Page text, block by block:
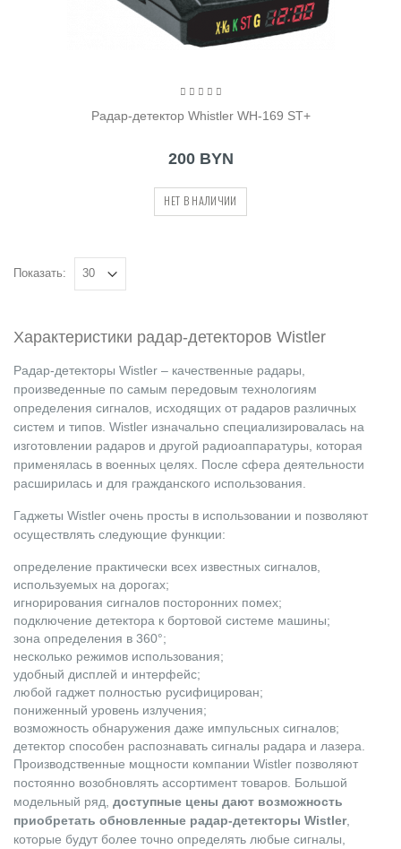
Радар-детектор Whistler WH-169 ST+
200 BYN
НЕТ В НАЛИЧИИ
Показать:
Характеристики радар-детекторов Wistler
Радар-детекторы Wistler – качественные радары,
произведенные по самым передовым технологиям
определения сигналов, исходящих от радаров различных
систем и типов. Wistler изначально специализировалась на
изготовлении радаров и другой радиоаппаратуры, которая
применялась в военных целях. После сфера деятельности
расширилась и для гражданского использования.
Гаджеты Wistler очень просты в использовании и позволяют
осуществлять следующие функции:
определение практически всех известных сигналов,
используемых на дорогах;
игнорирования сигналов посторонних помех;
подключение детектора к бортовой системе машины;
зона определения в 360°;
несколько режимов использования;
удобный дисплей и интерфейс;
любой гаджет полностью русифицирован;
пониженный уровень излучения;
возможность обнаружения даже импульсных сигналов;
детектор способен распознавать сигналы радара и лазера.
Производственные мощности компании Wistler позволяют
постоянно возобновлять ассортимент товаров. Большой
модельный ряд, доступные цены дают возможность
приобретать обновленные радар-детекторы Wistler,
которые будут более точно определять любые сигналы,